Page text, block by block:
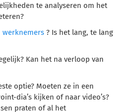
te analyseren om het
werknemers ? Is het lang, te lang
Kan het na verloop van
optie? Moeten ze in een
dia’s kijken of naar video’s?
praten of al het